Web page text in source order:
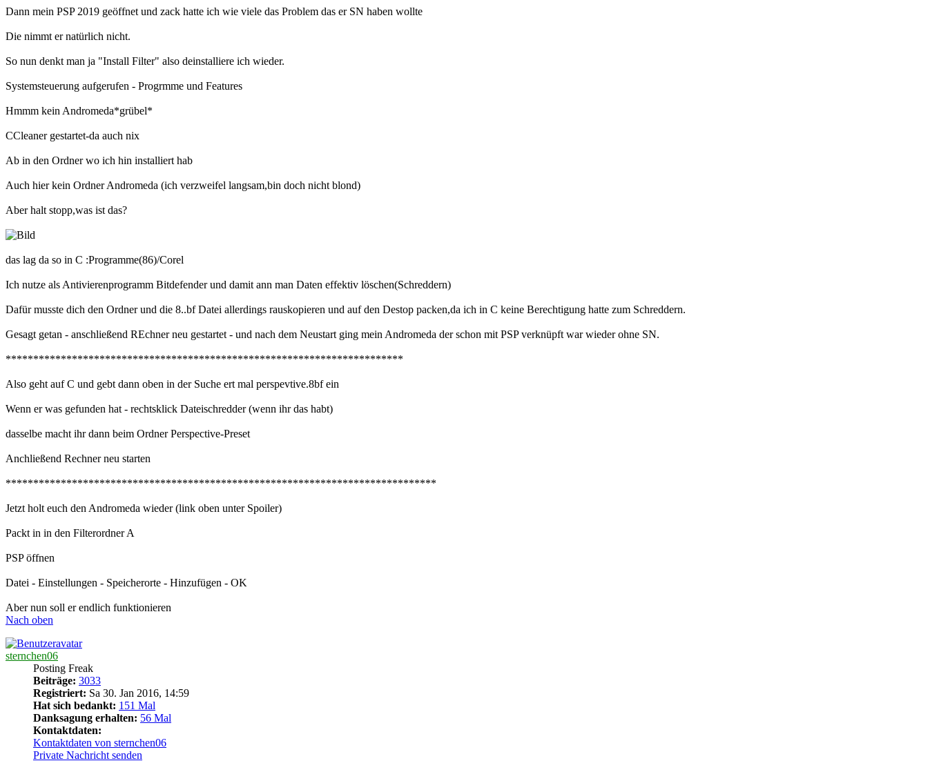
Dann mein PSP 2019 geöffnet und zack hatte ich wie viele das Problem das er SN haben wollte
Die nimmt er natürlich nicht.
So nun denkt man ja "Install Filter" also deinstalliere ich wieder.
Systemsteuerung aufgerufen - Progrmme und Features
Hmmm kein Andromeda*grübel*
CCleaner gestartet-da auch nix
Ab in den Ordner wo ich hin installiert hab
Auch hier kein Ordner Andromeda (ich verzweifel langsam,bin doch nicht blond)
Aber halt stopp,was ist das?
das lag da so in C :Programme(86)/Corel
Ich nutze als Antivierenprogramm Bitdefender und damit ann man Daten effektiv löschen(Schreddern)
Dafür musste dich den Ordner und die 8..bf Datei allerdings rauskopieren und auf den Destop packen,da ich in C keine Berechtigung hatte zum Schreddern.
Gesagt getan - anschließend REchner neu gestartet - und nach dem Neustart ging mein Andromeda der schon mit PSP verknüpft war wieder ohne SN.
************************************************************************
Also geht auf C und gebt dann oben in der Suche ert mal perspevtive.8bf ein
Wenn er was gefunden hat - rechtsklick Dateischredder (wenn ihr das habt)
dasselbe macht ihr dann beim Ordner Perspective-Preset
Anchließend Rechner neu starten
******************************************************************************
Jetzt holt euch den Andromeda wieder (link oben unter Spoiler)
Packt in in den Filterordner A
PSP öffnen
Datei - Einstellungen - Speicherorte - Hinzufügen - OK
Aber nun soll er endlich funktionieren
Nach oben
sternchen06
Posting Freak
Beiträge: 3033
Registriert: Sa 30. Jan 2016, 14:59
Hat sich bedankt: 151 Mal
Danksagung erhalten: 56 Mal
Kontaktdaten:
Kontaktdaten von sternchen06
Private Nachricht senden